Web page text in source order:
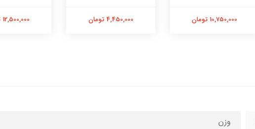
10,750,000 تومان 4,450,000 تومان 12,500,000 تومان
وزن